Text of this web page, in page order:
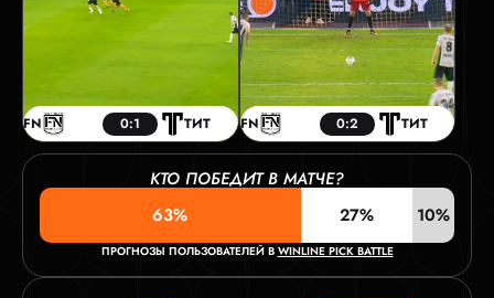
FN 0:1 ТИТ FN 0:2 ТИТ
КТО ПОБЕДИТ В МАТЧЕ?
63%
27% 10%
ПРОГНОЗЫ ПОЛЬЗОВАТЕЛЕЙ В WINLINE PICK BATTLE